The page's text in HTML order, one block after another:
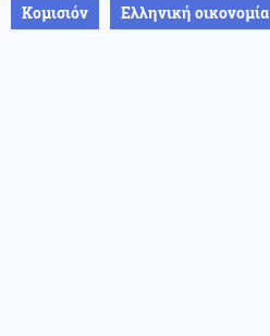
Κομισιόν Ελληνική οικονομία